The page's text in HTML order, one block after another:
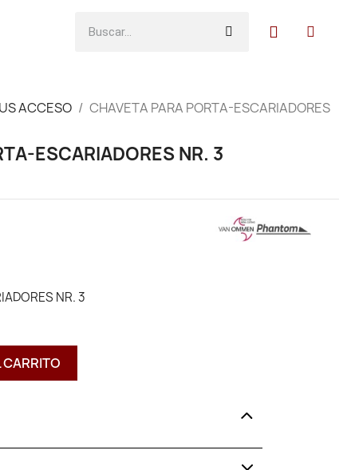
ACCESO
CHAVETA PARA PORTA-ESCARIADORES
ESCARIADORES NR. 3
NR. 3